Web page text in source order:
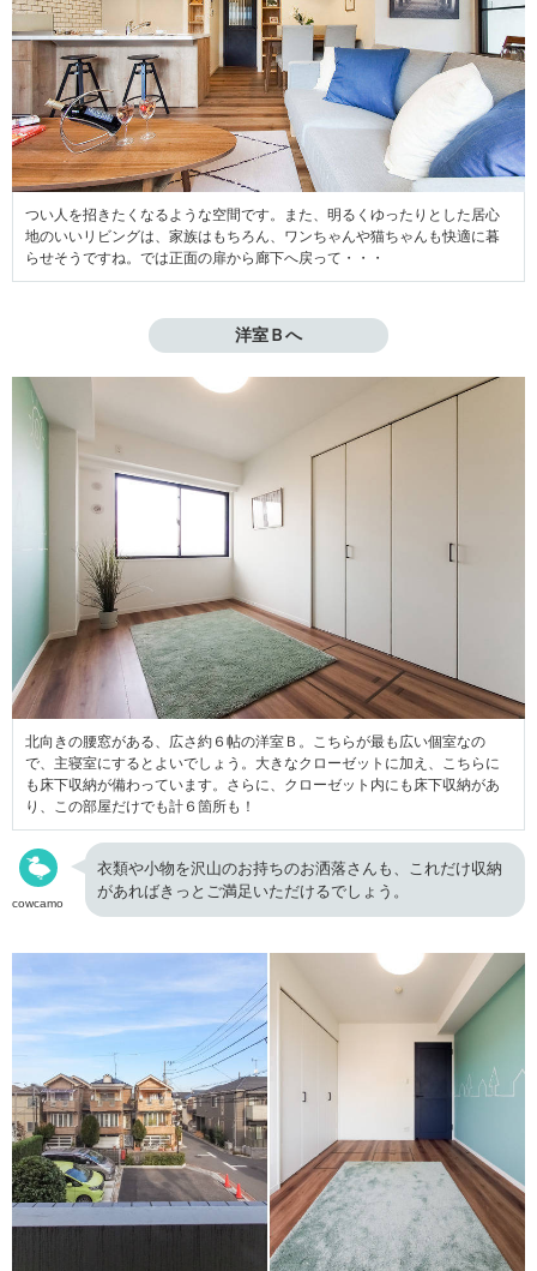
つい人を招きたくなるような空間です。また、明るくゆったりとした居心
地のいいリビングは、家族はもちろん、ワンちゃんや猫ちゃんも快適に暮
らせそうですね。では正面の扉から廊下へ戻って・・・
洋室Ｂへ
北向きの腰窓がある、広さ約６帖の洋室Ｂ。こちらが最も広い個室なの
で、主寝室にするとよいでしょう。大きなクローゼットに加え、こちらに
も床下収納が備わっています。さらに、クローゼット内にも床下収納があ
り、この部屋だけでも計６箇所も！
cowcamo
衣類や小物を沢山のお持ちのお洒落さんも、これだけ収納
があればきっとご満足いただけるでしょう。